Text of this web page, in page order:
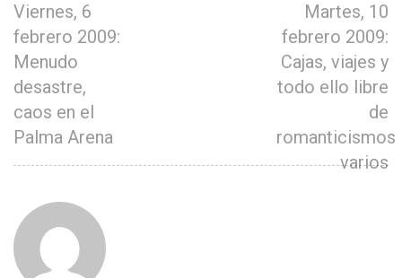
Viernes, 6
febrero 2009:
Menudo
desastre,
caos en el
Palma Arena
Martes, 10
febrero 2009:
Cajas, viajes y
todo ello libre
de
romanticismos
varios